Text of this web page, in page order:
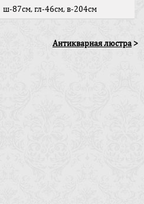
ш-87см, гл-46см, в-204см
Антикварная люстра>